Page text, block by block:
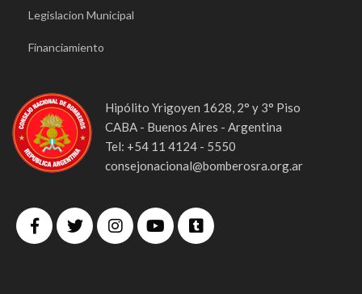
Legislacion Municipal
Financiamiento
Hipólito Yrigoyen 1628, 2° y 3° Piso
CABA - Buenos Aires - Argentina
Tel: +54 11 4124 - 5550
consejonacional@bomberosra.org.ar